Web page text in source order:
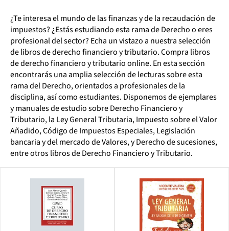
¿Te interesa el mundo de las finanzas y de la recaudación de
impuestos? ¿Estás estudiando esta rama de Derecho o eres
profesional del sector? Echa un vistazo a nuestra selección
de libros de derecho financiero y tributario. Compra libros
de derecho financiero y tributario online. En esta sección
encontrarás una amplia selección de lecturas sobre esta
rama del Derecho, orientados a profesionales de la
disciplina, así como estudiantes. Disponemos de ejemplares
y manuales de estudio sobre Derecho Financiero y
Tributario, la Ley General Tributaria, Impuesto sobre el Valor
Añadido, Código de Impuestos Especiales, Legislación
bancaria y del mercado de Valores, y Derecho de sucesiones,
entre otros libros de Derecho Financiero y Tributario.